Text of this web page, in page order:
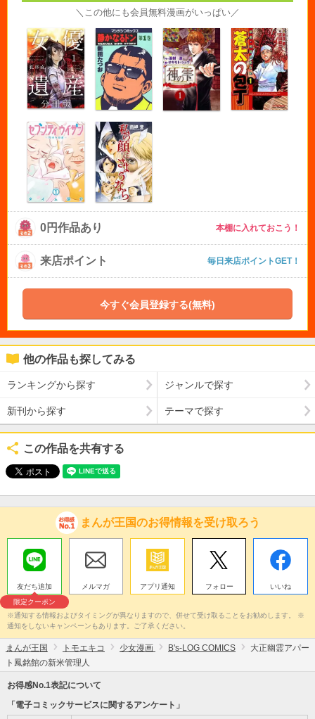
＼この他にも会員無料漫画がいっぱい／
0円作品あり 本棚に入れておこう！
来店ポイント 毎日来店ポイントGET！
今すぐ会員登録する(無料)
他の作品も探してみる
ランキングから探す ジャンルで探す
新刊から探す テーマで探す
この作品を共有する
まんが王国のお得情報を受け取ろう
友だち追加
限定クーポン
メルマガ アプリ通知 フォロー いいね
※通知する情報およびタイミングが異なりますので、併せて受け取ることをお勧めします。 ※
通知をしないキャンペーンもあります。ご了承ください。
まんが王国 トモエキコ 少女漫画 B's-LOG COMICS
大正幽霊アパー
ト鳳銘館の新米管理人
お得感No.1表記について
「電子コミックサービスに関するアンケート」